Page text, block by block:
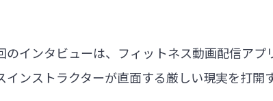
のインタビューは、フィットネス動画配信ア
インストラクターが直面する厳しい現実を打開